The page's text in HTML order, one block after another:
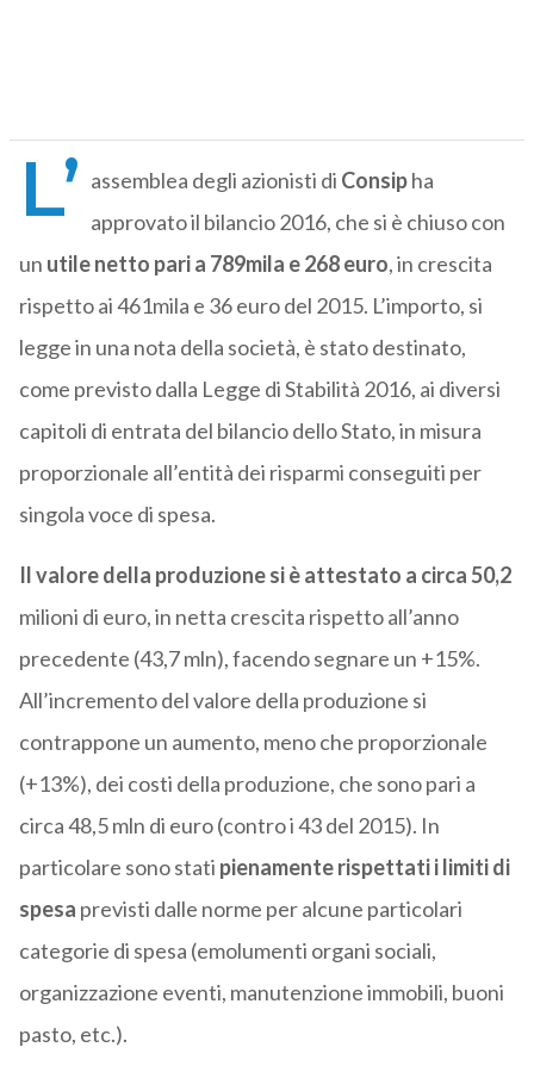
L’ assemblea degli azionisti di Consipha
approvato il bilancio 2016, che si è chiuso con
un utile netto pari a 789mila e 268 euro, in crescita
rispetto ai 461mila e 36 euro del 2015. L’importo, si
legge in una nota della società, è stato destinato,
come previsto dalla Legge di Stabilità 2016, ai diversi
capitoli di entrata del bilancio dello Stato, in misura
proporzionale all’entità dei risparmi conseguiti per
singola voce di spesa.
Il valore della produzione si è attestato a circa 50,2
milioni di euro, in netta crescita rispetto all’anno
precedente (43,7 mln), facendo segnare un +15%.
All’incremento del valore della produzione si
contrappone un aumento, meno che proporzionale
(+13%), dei costi della produzione, che sono pari a
circa 48,5 mln di euro (contro i 43 del 2015). In
particolare sono stati pienamente rispettati i limiti di
spesa previsti dalle norme per alcune particolari
categorie di spesa (emolumenti organi sociali,
organizzazione eventi, manutenzione immobili, buoni
pasto, etc.).